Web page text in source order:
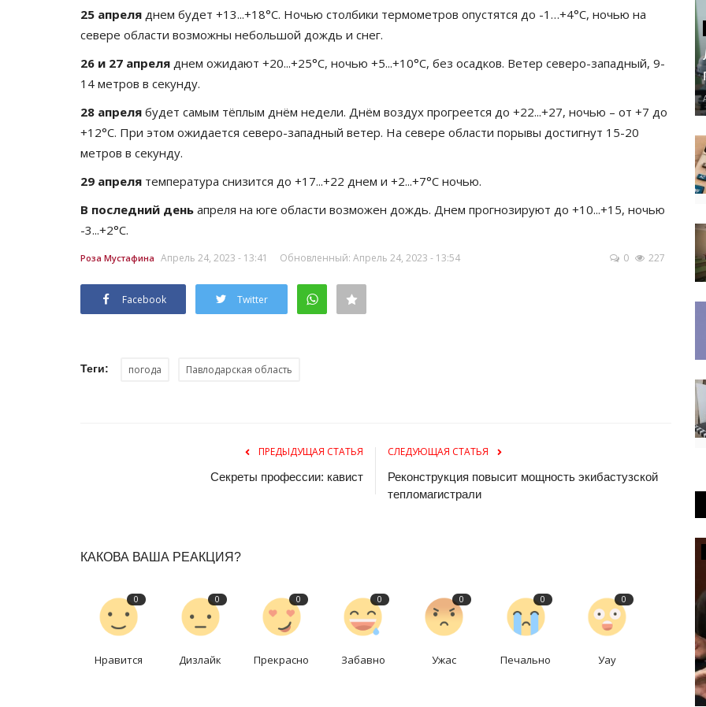
25 апреля днем будет +13...+18°C. Ночью столбики термометров опустятся до -1…+4°C, ночью на
севере области возможны небольшой дождь и снег.
26 и 27 апреля днем ожидают +20...+25°C, ночью +5...+10°C, без осадков. Ветер северо-западный, 9-
14 метров в секунду.
28 апреля будет самым тёплым днём недели. Днём воздух прогреется до +22...+27, ночью – от +7 до
+12°C. При этом ожидается северо-западный ветер. На севере области порывы достигнут 15-20
метров в секунду.
29 апреля температура снизится до +17...+22 днем и +2...+7°C ночью.
В последний день апреля на юге области возможен дождь. Днем прогнозируют до +10...+15, ночью
-3...+2°C.
Роза Мустафина Апрель 24, 2023 - 13:41 Обновленный: Апрель 24, 2023 - 13:54 0 227
Facebook Twitter
Теги: погода Павлодарская область
ПРЕДЫДУЩАЯ СТАТЬЯ
Секреты профессии: кавист
СЛЕДУЮЩАЯ СТАТЬЯ
Реконструкция повысит мощность экибастузской
тепломагистрали
КАКОВА ВАША РЕАКЦИЯ?
0
Нравится
0
Дизлайк
0
Прекрасно
0
Забавно
0
Ужас
0
Печально
0
Уау
Боевые искусства